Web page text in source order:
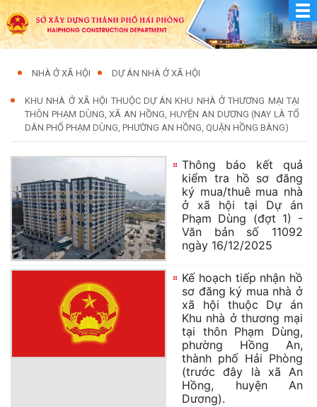
NHÀ Ở XÃ HỘI DỰ ÁN NHÀ Ở XÃ HỘI
KHU NHÀ Ở XÃ HỘI THUỘC DỰ ÁN KHU NHÀ Ở THƯƠNG MẠI TẠI
THÔN PHẠM DÙNG, XÃ AN HỒNG, HUYỆN AN DƯƠNG (NAY LÀ TỔ
DÂN PHỐ PHẠM DÙNG, PHƯỜNG AN HỒNG, QUẬN HỒNG BÀNG)
Thông báo kết quả
kiểm tra hồ sơ đăng
ký mua/thuê mua nhà
ở xã hội tại Dự án
Phạm Dùng (đợt 1) -
Văn bản số 11092
ngày 16/12/2025
Kế hoạch tiếp nhận hồ
sơ đăng ký mua nhà ở
xã hội thuộc Dự án
Khu nhà ở thương mại
tại thôn Phạm Dùng,
phường Hồng An,
thành phố Hải Phòng
(trước đây là xã An
Hồng, huyện An
Dương).